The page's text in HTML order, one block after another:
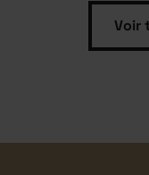
Voir